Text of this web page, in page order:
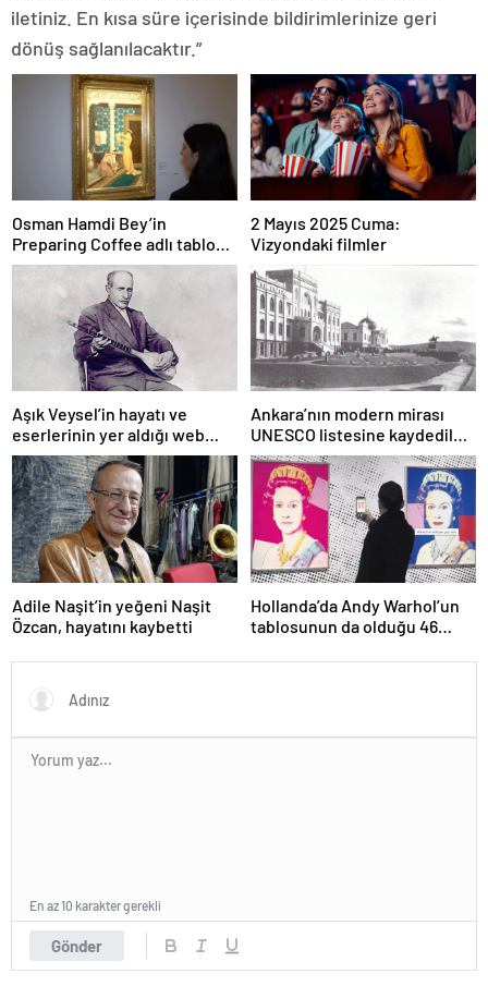
iletiniz. En kısa süre içerisinde bildirimlerinize geri
dönüş sağlanılacaktır.”
Osman Hamdi Bey’in
Preparing Coffee adlı tablosu
75 milyon liraya satışa
sunuldu
2 Mayıs 2025 Cuma:
Vizyondaki filmler
Aşık Veysel’in hayatı ve
eserlerinin yer aldığı web
portalı hizmete girdi
Ankara’nın modern mirası
UNESCO listesine kaydedildi;
Türkiye’nin listedeki varlık
sayısı 80 oldu
Adile Naşit’in yeğeni Naşit
Özcan, hayatını kaybetti
Hollanda’da Andy Warhol’un
tablosunun da olduğu 46
Gönder
En az 10 karakter gerekli